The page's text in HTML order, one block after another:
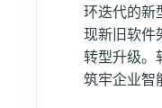
环迭代的新
现新旧软件
转型升级。
筑牢企业智